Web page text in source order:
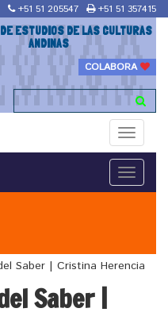
+51 51 205547 +51 51 357415
ESTUDIOS DE LAS CULTURAS
ANDINAS
COLABORA
Toggle
Toggle
Saber | Cristina Herencia
Saber |